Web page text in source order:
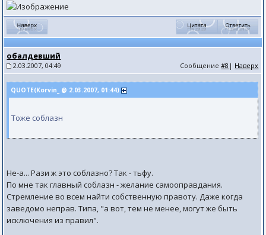
обалдевший
2.03.2007, 04:49 Сообщение#8 | Наверх
QUOTE(Korvin_ @ 2.03.2007, 01:44)
Тоже соблазн
Не-а... Рази ж это соблазно? Так - тьфу.
По мне так главный соблазн - желание самооправдания.
Стремление во всем найти собственную правоту. Даже когда
заведомо неправ. Типа, "а вот, тем не менее, могут же быть
исключения из правил".